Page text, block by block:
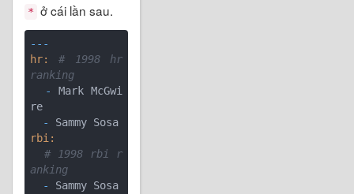
* ở cái lần sau.
---
hr:
# 1998 hr
ranking
  -
Mark McGwi
  -
rbi:
# 1998 rbi r
anking
  -